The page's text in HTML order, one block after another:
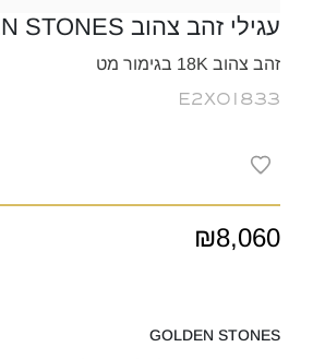
עגילי זהב צהוב GOLDEN STONES
זהב צהוב 18K בגימור מט
E2X01833
₪8,060
GOLDEN STONES